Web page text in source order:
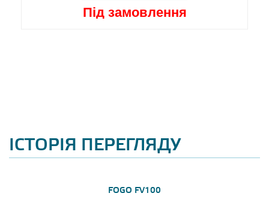
Під замовлення
ІСТОРІЯ ПЕРЕГЛЯДУ
FOGO FV100